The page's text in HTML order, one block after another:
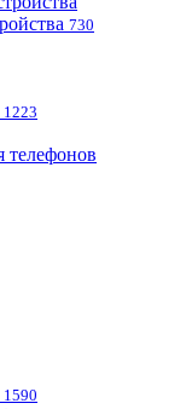
730
1223
телефонов
1590